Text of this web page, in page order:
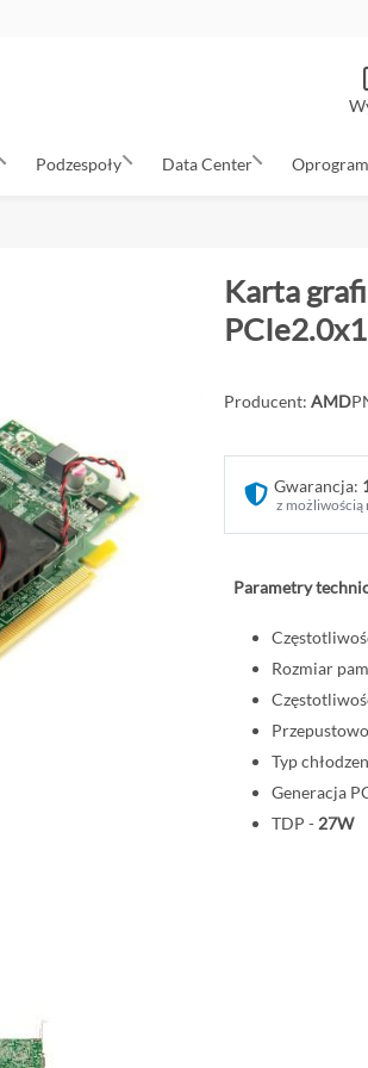
Podzespoły Data Center
Karta
Producent: AMD
Gwarancja:
z możliwością
Parametry
Rozmiar
Typ
Generacja
TDP - 27W